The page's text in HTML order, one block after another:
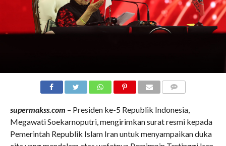
supermakss.com – Presiden ke-5 Republik Indonesia,
Megawati Soekarnoputri, mengirimkan surat resmi kepada
Pemerintah Republik Islam Iran untuk menyampaikan duka